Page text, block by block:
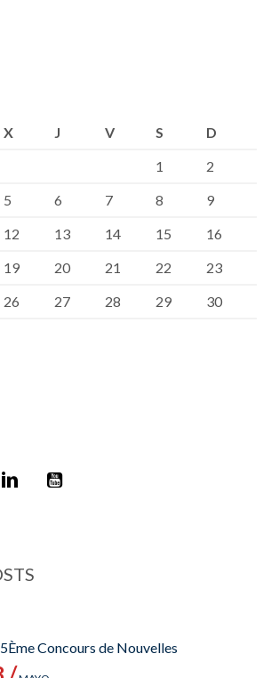
X J V S
D
1
2
5 6 7 8
9
12 13 14 15
16
19 20 21 22
23
26 27 28 29
30
Concours de Nouvelles